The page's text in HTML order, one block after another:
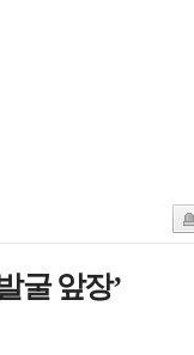
굴 앞장’